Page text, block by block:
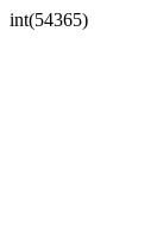
int(54365)